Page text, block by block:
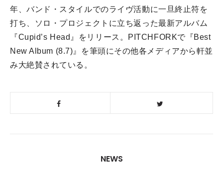
年、バンド・スタイルでのライヴ活動に一旦終止符を
打ち、ソロ・ プロジェクトに立ち返った最新アルバム
『Cupid’s Head』をリリース。PITCHFORKで『Best
New Album (8.7)』
を筆頭にその他各メディアから軒並
み大絶賛されている。
NEWS